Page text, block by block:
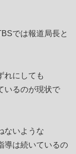
では報道局長と
れにしても
いるのが現状で
ないような
導は続いているの